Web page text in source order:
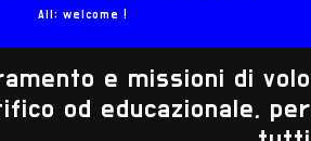
All: welcome !
e missioni di volo
od educazionale, per